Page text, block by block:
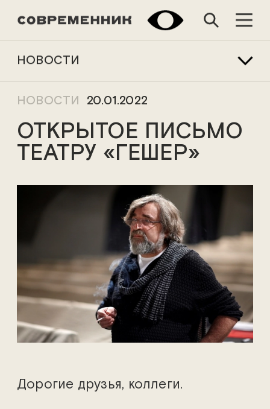
НОВОСТИ
НОВОСТИ 20.01.2022
ОТКРЫТОЕ ПИСЬМО
ТЕАТРУ «ГЕШЕР»
Дорогие друзья, коллеги.